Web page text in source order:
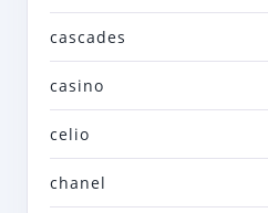
cascades
casino
celio
chanel